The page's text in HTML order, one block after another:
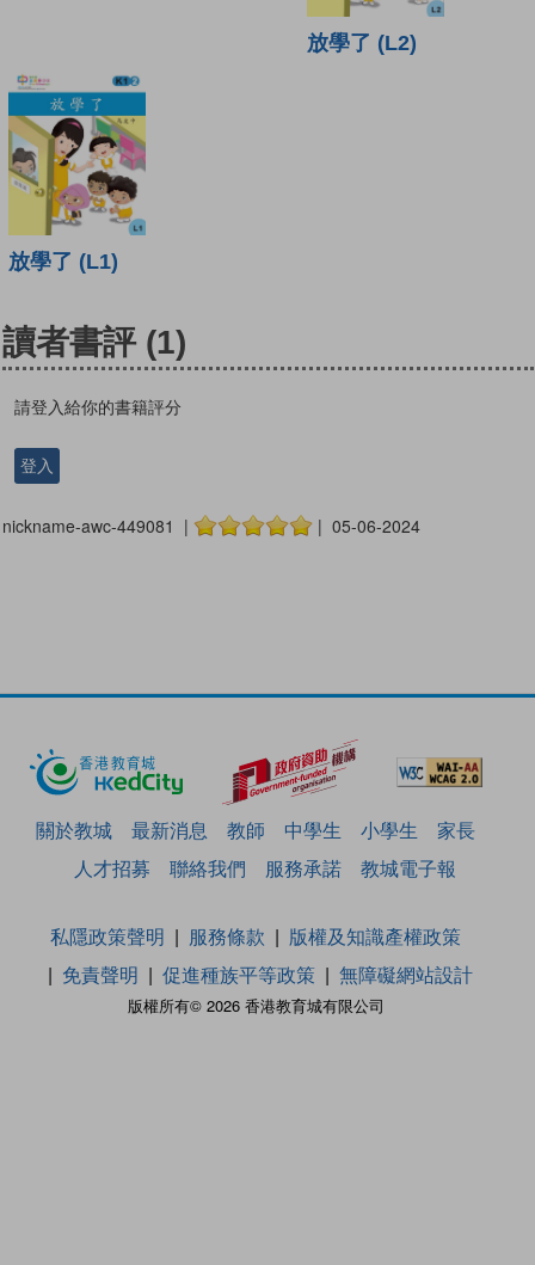
放學了 (L2)
放學了 (L1)
讀者書評 (1)
請登入給你的書籍評分
登入
nickname-awc-449081 | | 05-06-2024
關於教城 最新消息 教師 中學生 小學生
家長
人才招募
聯絡我們 服務承諾 教城電子報
版權所有© 2026 香港教育城有限公司
私隱政策聲明 服務條款
版權及知識產權政策
免責聲明
促進種族平等政策 無障礙網站設計